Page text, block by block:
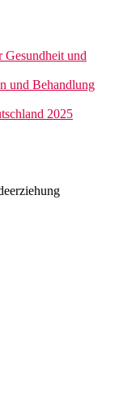
Gesundheit und
und Behandlung
2025